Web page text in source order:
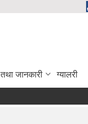
जानकारी ग्यालरी